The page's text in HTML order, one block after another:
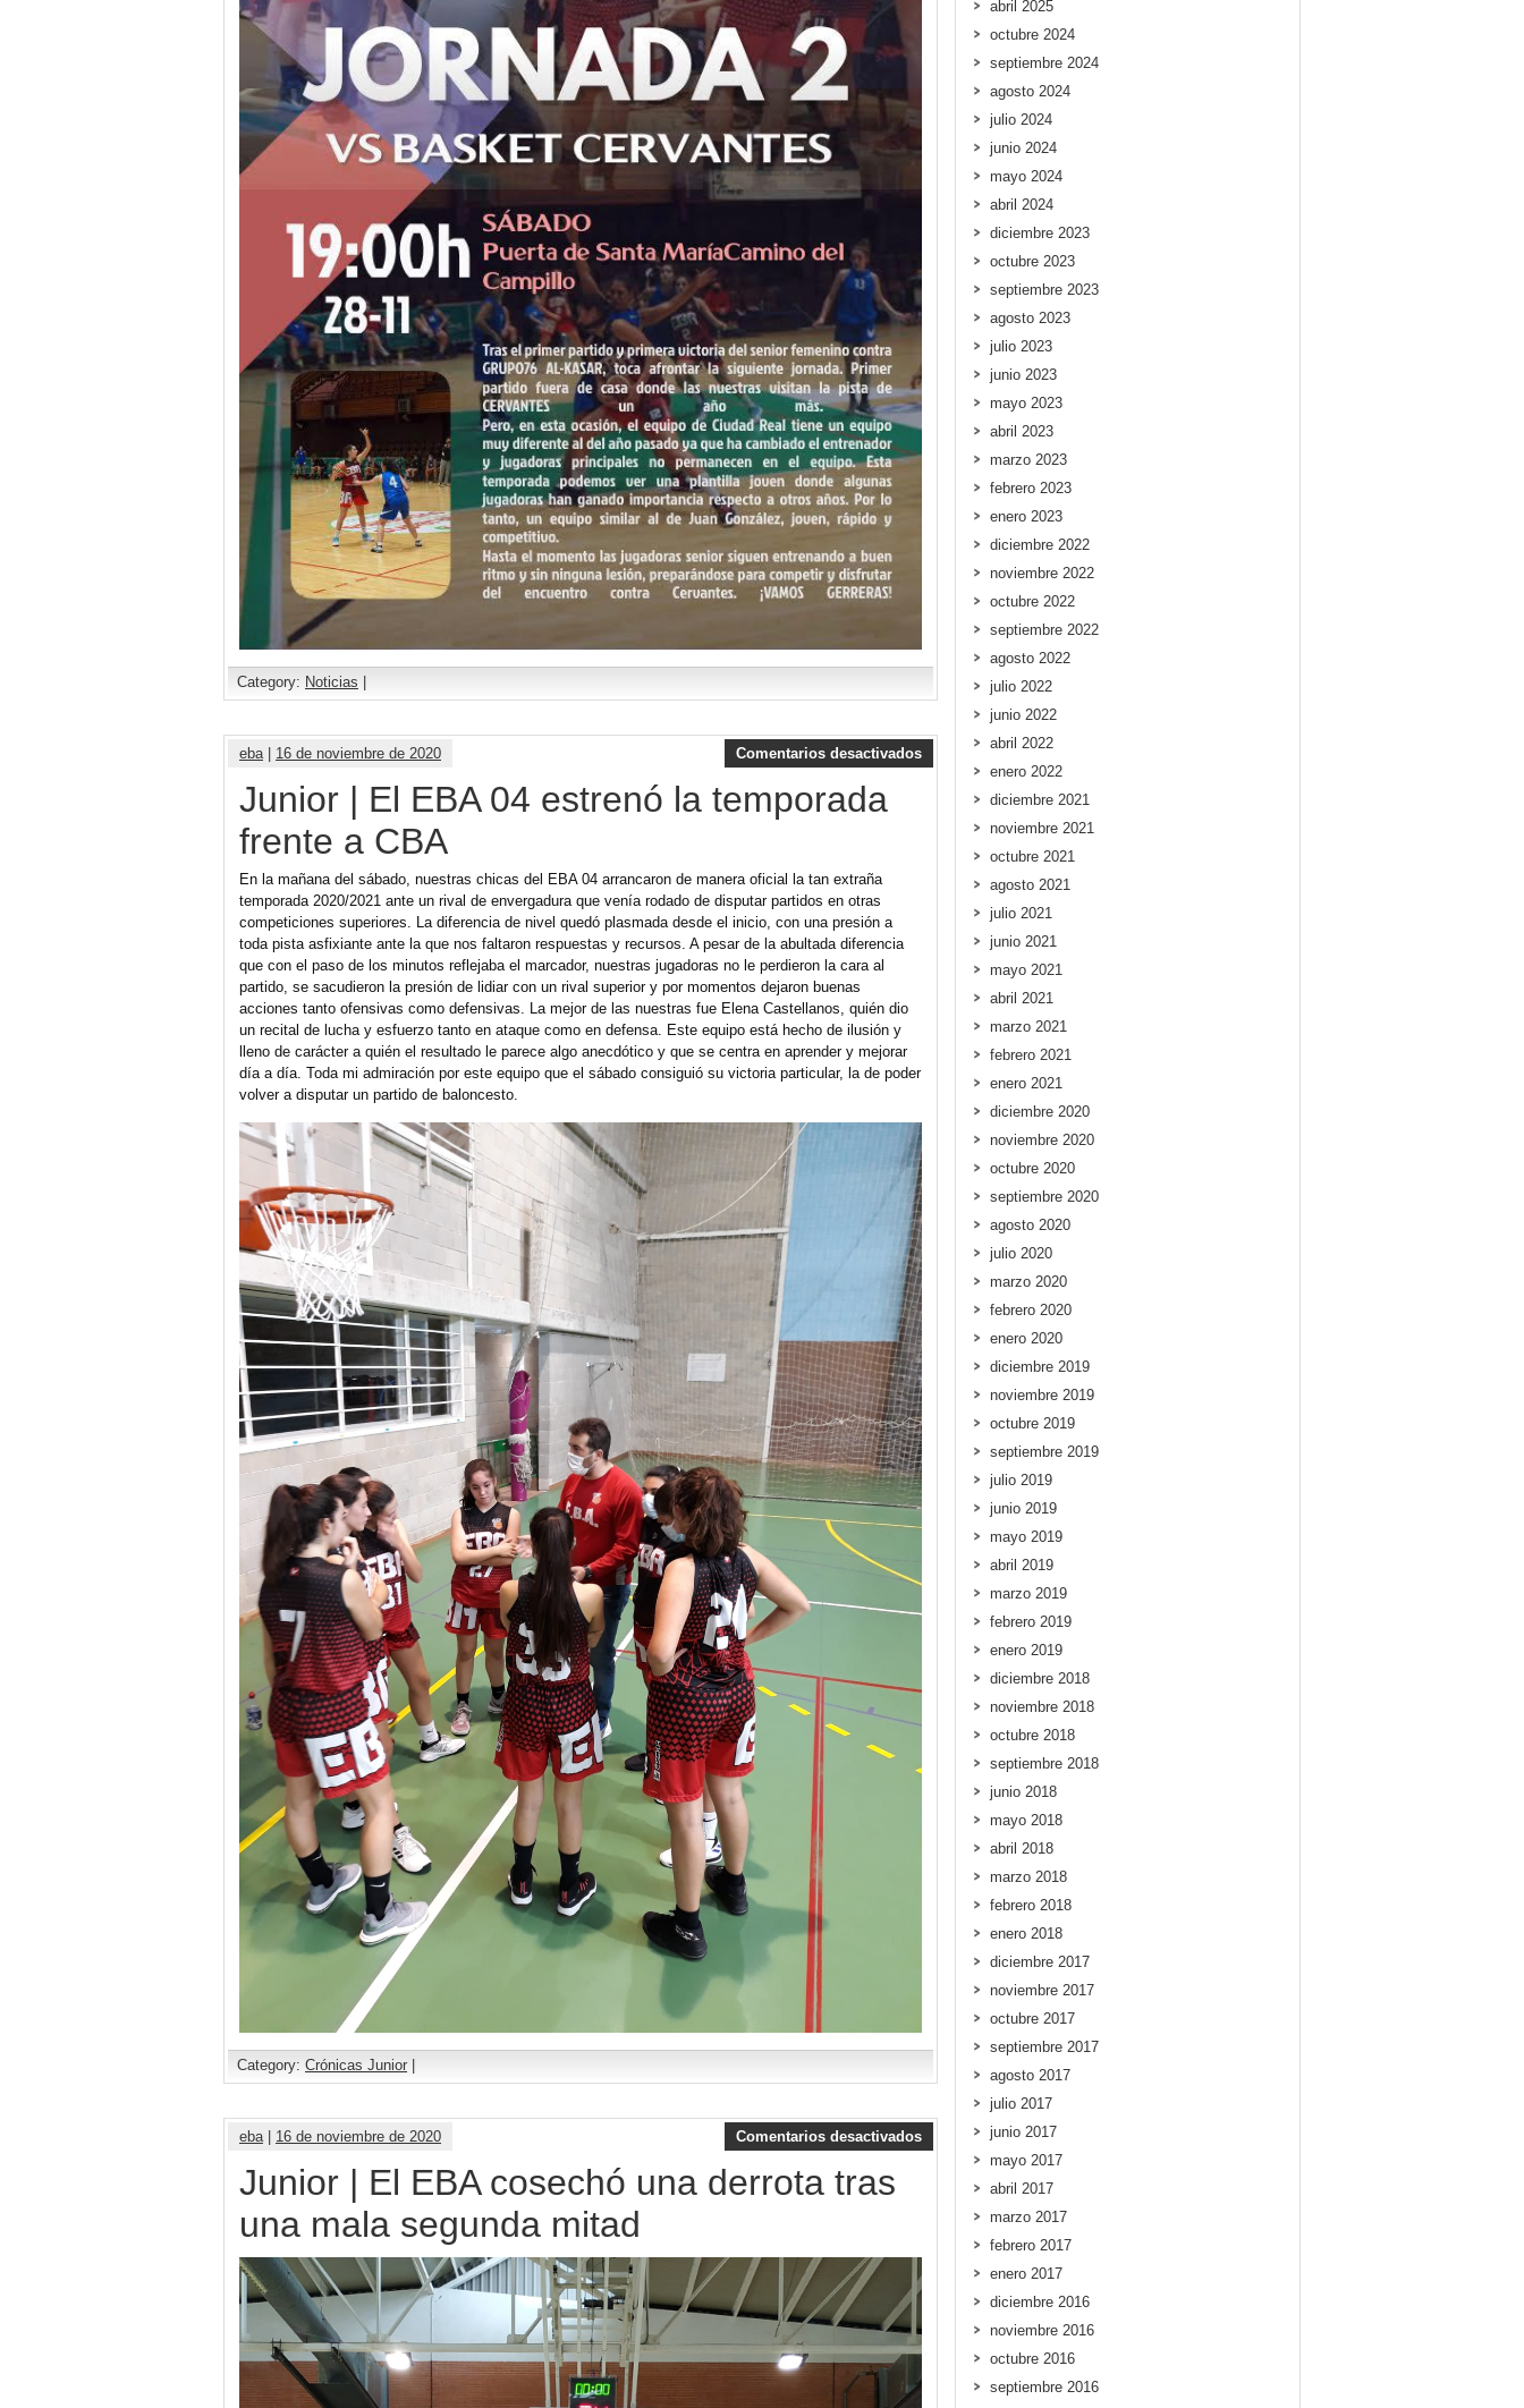
Category: Noticias
eba 16 de noviembre de 2020 Comentarios desactivados
Junior | El EBA 04 estrenó la temporada
frente a CBA
En la mañana del sábado, nuestras chicas del EBA 04 arrancaron de manera oficial la tan extraña
temporada 2020/2021 ante un rival de envergadura que venía rodado de disputar partidos en otras
competiciones superiores. La diferencia de nivel quedó plasmada desde el inicio, con una presión a
toda pista asfixiante ante la que nos faltaron respuestas y recursos. A pesar de la abultada diferencia
que con el paso de los minutos reflejaba el marcador, nuestras jugadoras no le perdieron la cara al
partido, se sacudieron la presión de lidiar con un rival superior y por momentos dejaron buenas
acciones tanto ofensivas como defensivas. La mejor de las nuestras fue Elena Castellanos, quién dio
un recital de lucha y esfuerzo tanto en ataque como en defensa. Este equipo está hecho de ilusión y
lleno de carácter a quién el resultado le parece algo anecdótico y que se centra en aprender y mejorar
día a día. Toda mi admiración por este equipo que el sábado consiguió su victoria particular, la de poder
volver a disputar un partido de baloncesto.
Category: Crónicas Junior|
eba | 16 de noviembre de 2020 Comentarios desactivados
Junior | El EBA cosechó una derrota tras
una mala segunda mitad
abril 2025
octubre 2024
septiembre 2024
agosto 2024
julio 2024
junio 2024
mayo 2024
abril 2024
diciembre 2023
octubre 2023
septiembre 2023
agosto 2023
julio 2023
junio 2023
mayo 2023
abril 2023
marzo 2023
febrero 2023
enero 2023
diciembre 2022
noviembre 2022
octubre 2022
septiembre 2022
agosto 2022
julio 2022
junio 2022
abril 2022
enero 2022
diciembre 2021
noviembre 2021
octubre 2021
agosto 2021
julio 2021
junio 2021
mayo 2021
abril 2021
marzo 2021
febrero 2021
enero 2021
diciembre 2020
noviembre 2020
octubre 2020
septiembre 2020
agosto 2020
julio 2020
marzo 2020
febrero 2020
enero 2020
diciembre 2019
noviembre 2019
octubre 2019
septiembre 2019
julio 2019
junio 2019
mayo 2019
abril 2019
marzo 2019
febrero 2019
enero 2019
diciembre 2018
noviembre 2018
octubre 2018
septiembre 2018
junio 2018
mayo 2018
abril 2018
marzo 2018
febrero 2018
enero 2018
diciembre 2017
noviembre 2017
octubre 2017
septiembre 2017
agosto 2017
julio 2017
junio 2017
mayo 2017
abril 2017
marzo 2017
febrero 2017
enero 2017
diciembre 2016
noviembre 2016
octubre 2016
septiembre 2016